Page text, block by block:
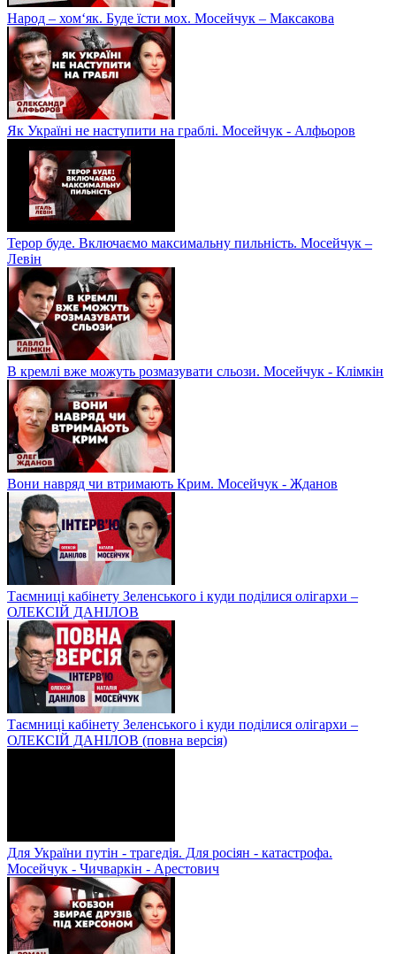
Народ – хом‘як. Буде їсти мох. Мосейчук – Максакова
Як Україні не наступити на граблі. Мосейчук - Алфьоров
Терор буде. Включаємо максимальну пильність. Мосейчук –
Левін
В кремлі вже можуть розмазувати сльози. Мосейчук - Клімкін
Вони навряд чи втримають Крим. Мосейчук - Жданов
Таємниці кабінету Зеленського і куди поділися олігархи –
ОЛЕКСІЙ ДАНІЛОВ
Таємниці кабінету Зеленського і куди поділися олігархи –
ОЛЕКСІЙ ДАНІЛОВ (повна версія)
Для України путін - трагедія. Для росіян - катастрофа.
Мосейчук - Чичваркін - Арестович